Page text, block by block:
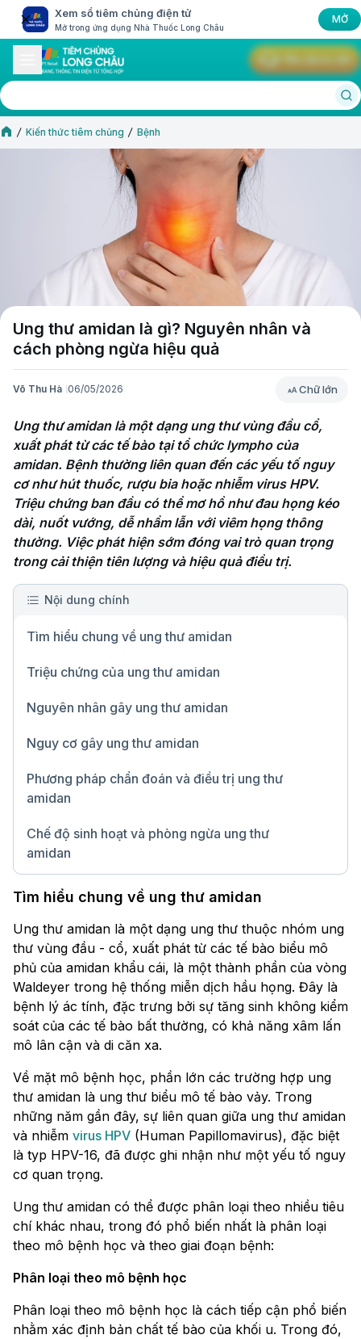
Xem sổ tiêm chủng điện tử
Mở trong ứng dụng Nhà Thuốc Long Châu
MỞ
Kiến thức tiêm chủng Bệnh
Ung thư amidan là gì? Nguyên nhân và
cách phòng ngừa hiệu quả
Võ Thu Hà 06/05/2026 Chữ lớn
Ung thư amidan là một dạng ung thư vùng đầu cổ,
xuất phát từ các tế bào tại tổ chức lympho của
amidan. Bệnh thường liên quan đến các yếu tố nguy
cơ như hút thuốc, rượu bia hoặc nhiễm virus HPV.
Triệu chứng ban đầu có thể mơ hồ như đau họng kéo
dài, nuốt vướng, dễ nhầm lẫn với viêm họng thông
thường. Việc phát hiện sớm đóng vai trò quan trọng
trong cải thiện tiên lượng và hiệu quả điều trị.
Nội dung chính
Tìm hiểu chung về ung thư amidan
Triệu chứng của ung thư amidan
Nguyên nhân gây ung thư amidan
Nguy cơ gây ung thư amidan
Phương pháp chẩn đoán và điều trị ung thư
amidan
Chế độ sinh hoạt và phòng ngừa ung thư
amidan
Tìm hiểu chung về ung thư amidan
Ung thư amidan là một dạng ung thư thuộc nhóm ung
thư vùng đầu - cổ, xuất phát từ các tế bào biểu mô
phủ của amidan khẩu cái, là một thành phần của vòng
Waldeyer trong hệ thống miễn dịch hầu họng. Đây là
bệnh lý ác tính, đặc trưng bởi sự tăng sinh không kiểm
soát của các tế bào bất thường, có khả năng xâm lấn
mô lân cận và di căn xa.
Về mặt mô bệnh học, phần lớn các trường hợp ung
thư amidan là ung thư biểu mô tế bào vảy. Trong
những năm gần đây, sự liên quan giữa ung thư amidan
và nhiễm virus HPV (Human Papillomavirus), đặc biệt
là typ HPV-16, đã được ghi nhận như một yếu tố nguy
cơ quan trọng.
Ung thư amidan có thể được phân loại theo nhiều tiêu
chí khác nhau, trong đó phổ biến nhất là phân loại
theo mô bệnh học và theo giai đoạn bệnh:
Phân loại theo mô bệnh học
Phân loại theo mô bệnh học là cách tiếp cận phổ biến
nhằm xác định bản chất tế bào của khối u. Trong đó,